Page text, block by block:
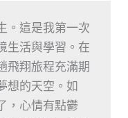
。這是我第一次
生活與學習。在
飛翔旅程充滿期
想的天空。如
，心情有點鬱